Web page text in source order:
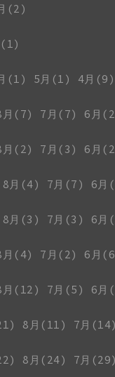
(2)
(1)
(1) 5月(1) 4月(9)
月(7) 7月(7) 6月
月(2) 7月(3) 6月
8月(4) 7月(7) 6月
8月(3) 7月(3) 6月
月(4) 7月(2) 6月
月(12) 7月(5) 6月
8月(11) 7月(14)
8月(24) 7月(29)